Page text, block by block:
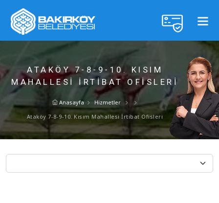
ATAKÖY 7-8-9-10. KISIM
MAHALLESI İRTIBAT OFISLERI
Anasayfa
Hizmetler
Ataköy 7-8-9-10. Kısım Mahallesi İrtibat Ofisleri